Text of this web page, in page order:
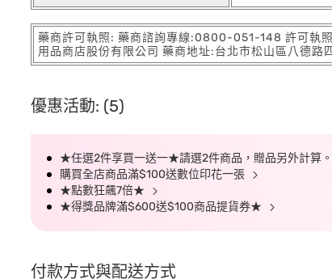
藥商許可執照: 藥商諮詢專線:0800-051-148 許可執
用品商店股份有限公司 藥商地址:台北市松山區八德
優惠活動: (5)
★任選2件享買一送一★請選2件商品，贈品另外計算。
購買全店商品滿$100送數位印花一張
★點數狂飆7倍★
★得獎品牌滿$600送$100商品提貨券★
付款方式與配送方式